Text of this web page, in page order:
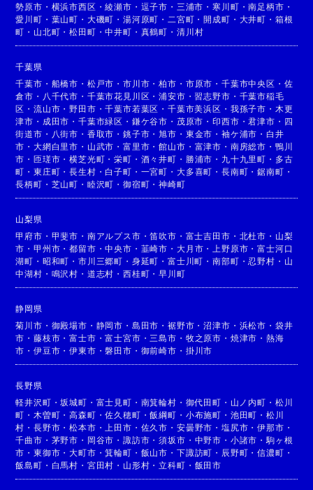
勢原市 ・ 横浜市西区 ・綾瀬市 ・ 逗子市 ・ 三浦市 ・寒川町 ・南足柄市 ・
愛川町 ・ 葉山町 ・ 大磯町 ・湯河原町 ・ 二宮町 ・開成町 ・ 大井町 ・ 箱根
町 ・ 山北町 ・松田町 ・中井町 ・ 真鶴町 ・ 清川村
千葉県
千葉市 ・ 船橋市 ・ 松戸市 ・市川市 ・柏市 ・ 市原市 ・ 千葉市中央区 ・ 佐
倉市 ・ 八千代市 ・ 千葉市花見川区 ・浦安市 ・習志野市 ・ 千葉市稲毛
区 ・流山市 ・野田市 ・千葉市若葉区 ・千葉市美浜区 ・ 我孫子市 ・ 木更
津市 ・ 成田市 ・千葉市緑区 ・ 鎌ケ谷市 ・ 茂原市 ・印西市 ・君津市 ・ 四
街道市 ・ 八街市 ・ 香取市 ・銚子市 ・旭市 ・ 東金市 ・ 袖ケ浦市 ・ 白井
市 ・大網白里市 ・ 山武市 ・富里市 ・館山市 ・ 富津市 ・ 南房総市 ・ 鴨川
市 ・匝瑳市 ・横芝光町 ・栄町 ・ 酒々井町 ・ 勝浦市 ・ 九十九里町 ・ 多古
町 ・東庄町 ・長生村 ・ 白子町 ・ 一宮町 ・ 大多喜町 ・ 長南町 ・鋸南町 ・
長柄町 ・ 芝山町 ・ 睦沢町 ・御宿町 ・神崎町
山梨県
甲府市 ・ 甲斐市 ・ 南アルプス市 ・笛吹市 ・ 富士吉田市 ・ 北杜市 ・ 山梨
市 ・甲州市 ・都留市 ・中央市 ・ 韮崎市 ・ 大月市 ・ 上野原市 ・富士河口
湖町 ・ 昭和町 ・市川三郷町 ・ 身延町 ・富士川町 ・南部町 ・忍野村 ・ 山
中湖村 ・ 鳴沢村 ・ 道志村 ・西桂町 ・早川町
静岡県
菊川市 ・ 御殿場市 ・ 静岡市 ・ 島田市 ・裾野市 ・沼津市 ・ 浜松市 ・ 袋井
市 ・藤枝市 ・富士市 ・富士宮市 ・ 三島市 ・ 牧之原市 ・ 焼津市 ・ 熱海
市 ・伊豆市 ・伊東市 ・磐田市 ・ 御前崎市 ・ 掛川市
長野県
軽井沢町 ・坂城町 ・ 富士見町 ・ 南箕輪村 ・ 御代田町 ・ 山ノ内町 ・ 松川
町 ・ 木曽町 ・高森町 ・佐久穂町 ・飯綱町 ・ 小布施町 ・ 池田町 ・ 松川
村 ・長野市 ・松本市 ・ 上田市 ・ 佐久市 ・ 安曇野市 ・ 塩尻市 ・伊那市 ・
千曲市 ・ 茅野市 ・ 岡谷市 ・諏訪市 ・須坂市 ・ 中野市 ・ 小諸市 ・ 駒ヶ根
市 ・東御市 ・大町市 ・箕輪町 ・ 飯山市 ・ 下諏訪町 ・ 辰野町 ・信濃町 ・
飯島町 ・ 白馬村 ・ 宮田村 ・ 山形村 ・立科町 ・ 飯田市